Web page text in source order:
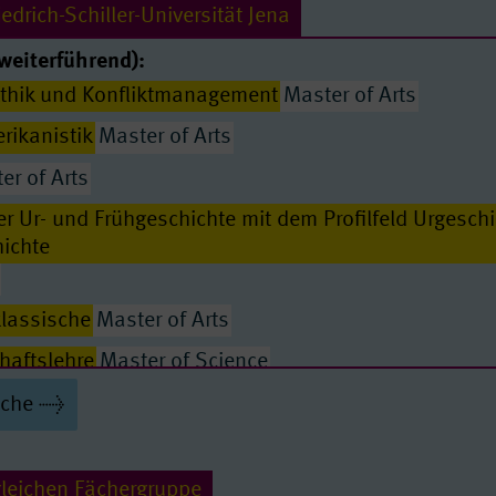
Schiller-Universität Jena
und Konfliktmanagement Master of Arts
Master of Arts
of Arts
Ur- und Frühgeschichte mit dem Profilfeld
Master of Arts
Master of Science
für Ingenieure und Naturwissenschaftler
und Anthropologie Master of Arts
Fächergruppe